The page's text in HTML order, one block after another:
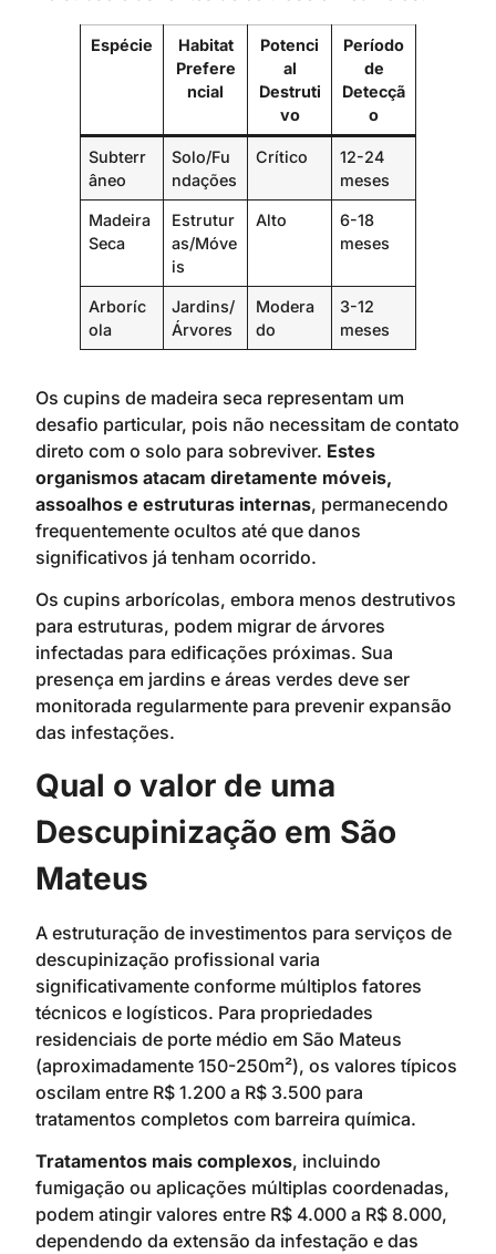
Espécie
Habitat
Prefere
ncial
Potenci
al
Destruti
vo
Período
de
Detecçã
o
Subterr
âneo
Solo/Fu
ndações
Crítico
12-24
meses
Madeira
Seca
Estrutur
as/Móve
is
Alto
6-18
meses
Arboríc
ola
Jardins/
Árvores
Modera
do
3-12
meses
Os cupins de madeira seca representam um
desafio particular, pois não necessitam de contato
direto com o solo para sobreviver. Estes
organismos atacam diretamente móveis,
assoalhos e estruturas internas, permanecendo
frequentemente ocultos até que danos
significativos já tenham ocorrido.
Os cupins arborícolas, embora menos destrutivos
para estruturas, podem migrar de árvores
infectadas para edificações próximas. Sua
presença em jardins e áreas verdes deve ser
monitorada regularmente para prevenir expansão
das infestações.
Qual o valor de uma
Descupinização em São
Mateus
A estruturação de investimentos para serviços de
descupinização profissional varia
significativamente conforme múltiplos fatores
técnicos e logísticos. Para propriedades
residenciais de porte médio em São Mateus
(aproximadamente 150-250m²), os valores típicos
oscilam entre R$ 1.200 a R$ 3.500 para
tratamentos completos com barreira química.
Tratamentos mais complexos, incluindo
fumigação ou aplicações múltiplas coordenadas,
podem atingir valores entre R$ 4.000 a R$ 8.000,
dependendo da extensão da infestação e das